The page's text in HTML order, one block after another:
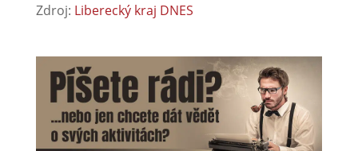
Zdroj: Liberecký kraj DNES